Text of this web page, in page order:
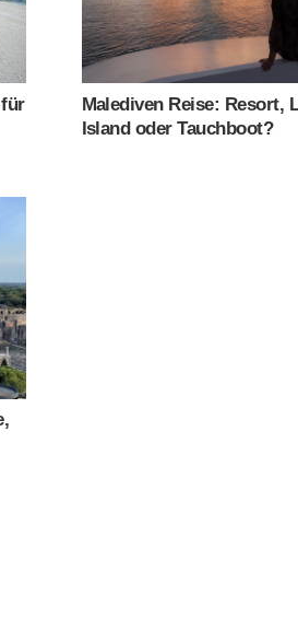
für
Malediven Reise: Resort,
Island oder Tauchboot?